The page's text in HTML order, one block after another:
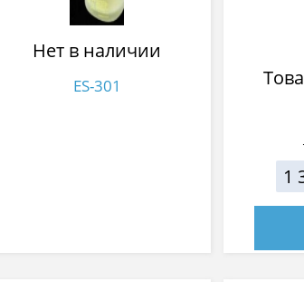
Нет в наличии
ES-301
1